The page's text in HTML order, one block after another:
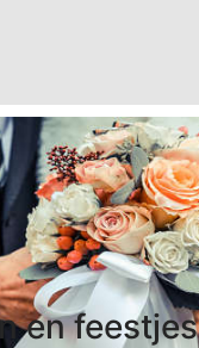
en feestjes